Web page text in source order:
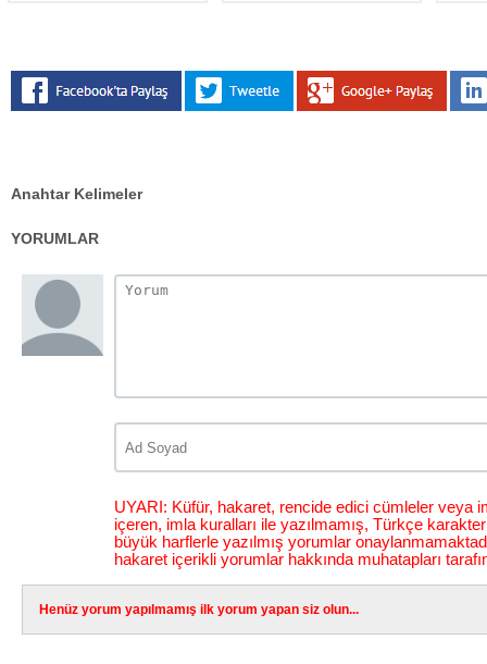
Anahtar Kelimeler
YORUMLAR
UYARI: Küfür, hakaret, rencide edici cümleler veya
içeren, imla kuralları ile yazılmamış, Türkçe
büyük harflerle yazılmış yorumlar
hakaret içerikli yorumlar hakkında muhatapları
Henüz yorum yapılmamış ilk yorum yapan siz olun...